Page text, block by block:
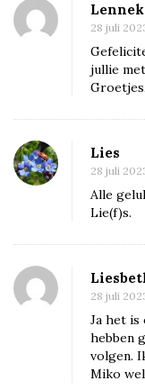
n
w
o
o
e
w
n
e
e
n
s
28 juli
jullie
Lies
28 juli
Alle
Lie(f)s.
28 juli
Ja het is
hebben
volgen.
Miko